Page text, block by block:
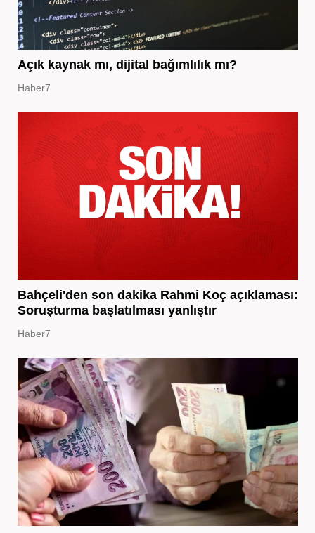
Açık kaynak mı, dijital bağımlılık mı?
Haber7
Bahçeli'den son dakika Rahmi Koç açıklaması:
Soruşturma başlatılması yanlıştır
Haber7